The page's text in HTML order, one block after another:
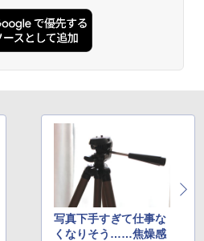
写真下手すぎて仕事な
くなりそう……焦燥感